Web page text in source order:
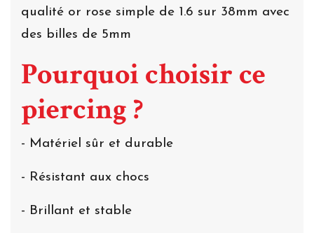
qualité or rose simple de 1.6 sur 38mm avec
des billes de 5mm
Pourquoi choisir ce
piercing ?
- Matériel sûr et durable
- Résistant aux chocs
- Brillant et stable